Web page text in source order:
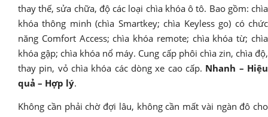
thay thế, sửa chữa, độ các loại chìa khóa ô tô. Bao gồm: chìa
khóa thông minh (chìa Smartkey; chìa Keyless go) có chức
năng Comfort Access; chìa khóa remote; chìa khóa từ; chìa
khóa gập; chìa khóa nổ máy. Cung cấp phôi chìa zin, chìa độ,
thay pin, vỏ chìa khóa các dòng xe cao cấp. Nhanh – Hiệu
quả – Hợp lý.
Không cần phải chờ đợi lâu, không cần mất vài ngàn đô cho